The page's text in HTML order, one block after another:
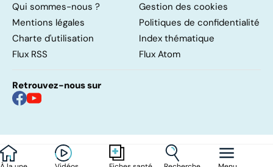
Qui sommes-nous ?
Gestion des cookies
Mentions légales
Politiques de confidentialité
Charte d'utilisation
Index thématique
Flux RSS
Flux Atom
Retrouvez-nous sur